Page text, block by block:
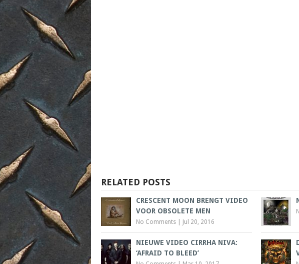
RELATED POSTS
CRESCENT MOON BRENGT VIDEO
VOOR OBSOLETE MEN
No Comments Jul 20, 2016
NIEUWE VIDEO CIRRHA NIVA:
‘AFRAID TO BLEED’